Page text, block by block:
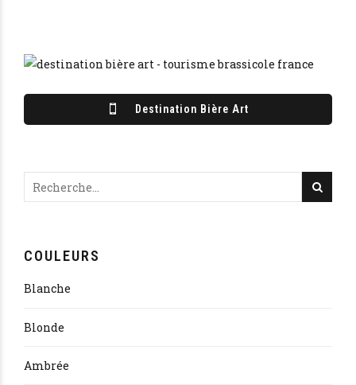
Destination Bière Art
COULEURS
Blanche
Blonde
Ambrée